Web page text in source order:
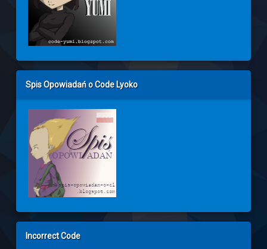
Spis Opowiadań o Code Lyoko
Incorrect Code